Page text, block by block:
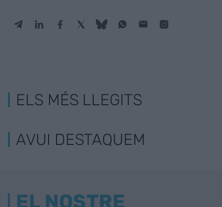
ELS MÉS LLEGITS
AVUI DESTAQUEM
EL NOSTRE